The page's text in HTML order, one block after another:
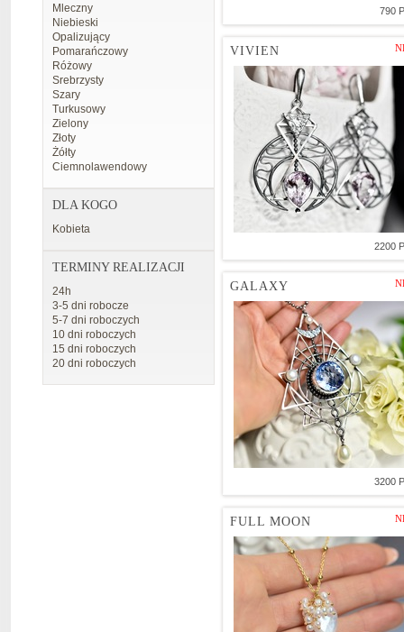
Mleczny
Niebieski
Opalizujący
Pomarańczowy
Różowy
Srebrzysty
Szary
Turkusowy
Zielony
Złoty
Żółty
Ciemnolawendowy
DLA KOGO
Kobieta
TERMINY REALIZACJI
24h
3-5 dni robocze
5-7 dni roboczych
10 dni roboczych
15 dni roboczych
20 dni roboczych
790
VIVIEN
2200
GALAXY
3200
FULL MOON